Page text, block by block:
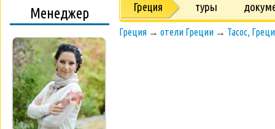
Менеджер Греция туры
Греция → отели Греции → Тасос,